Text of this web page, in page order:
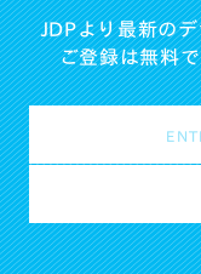
JDPより最新の
ご登録は無料